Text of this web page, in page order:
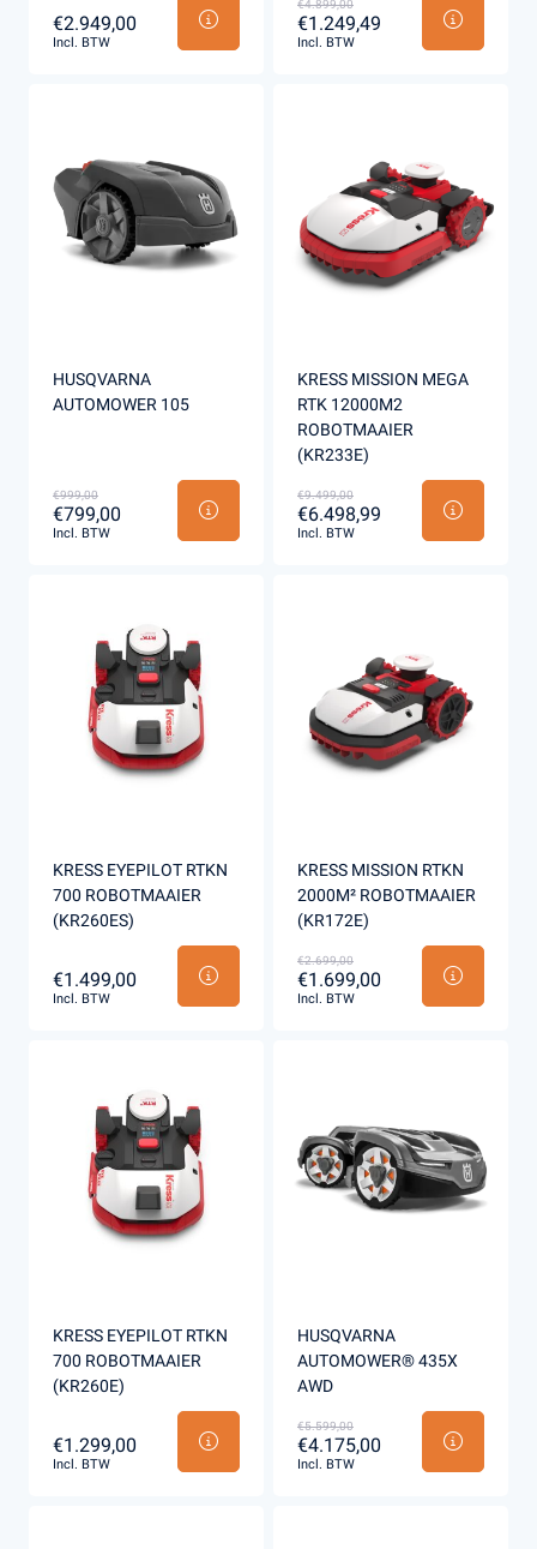
€2.949,00
Incl. BTW
€4.899,00
€1.249,49
Incl. BTW
HUSQVARNA
AUTOMOWER 105
€999,00
€799,00
Incl. BTW
KRESS MISSION MEGA
RTK 12000M2
ROBOTMAAIER
(KR233E)
€9.499,00
€6.498,99
Incl. BTW
KRESS EYEPILOT RTKN
700 ROBOTMAAIER
(KR260ES)
€1.499,00
Incl. BTW
KRESS MISSION RTKN
2000M² ROBOTMAAIER
(KR172E)
€2.699,00
€1.699,00
Incl. BTW
KRESS EYEPILOT RTKN
700 ROBOTMAAIER
(KR260E)
€1.299,00
Incl. BTW
HUSQVARNA
AUTOMOWER® 435X
AWD
€5.599,00
€4.175,00
Incl. BTW